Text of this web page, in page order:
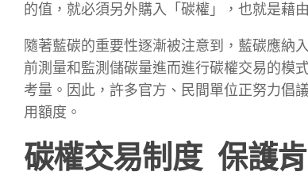
的值，就必須另外購入「碳權」，也就是藉
隨著藍碳的重要性逐漸被注意到，藍碳應納
前測量和監測儲碳量進而進行碳權交易的模
考量。因此，許多官方、民間單位正努力倡
用額度。
碳權交易制度 保護